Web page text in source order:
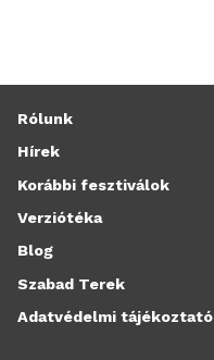
Rólunk
Hírek
Korábbi fesztiválok
Verziótéka
Blog
Szabad Terek
Adatvédelmi tájékoztató